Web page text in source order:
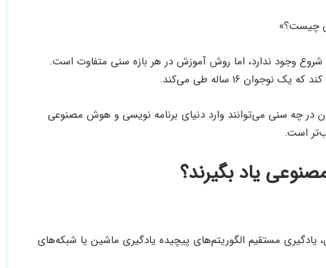
چیست؟»
وجود ندارد، اما روش آموزش در هر بازه سنی متفاوت است.
در چه سنی می‌توانند وارد دنیای برنامه نویسی و هوش مصنوعی
است.
یاد بگیرند؟
مستقیم الگوریتم‌های پیچیده یادگیری ماشین یا شبکه‌های